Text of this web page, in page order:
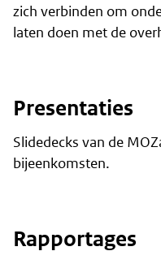
zich verbinden om
laten doen met de
Presentaties
Slidedecks van de
bijeenkomsten.
Rapportages